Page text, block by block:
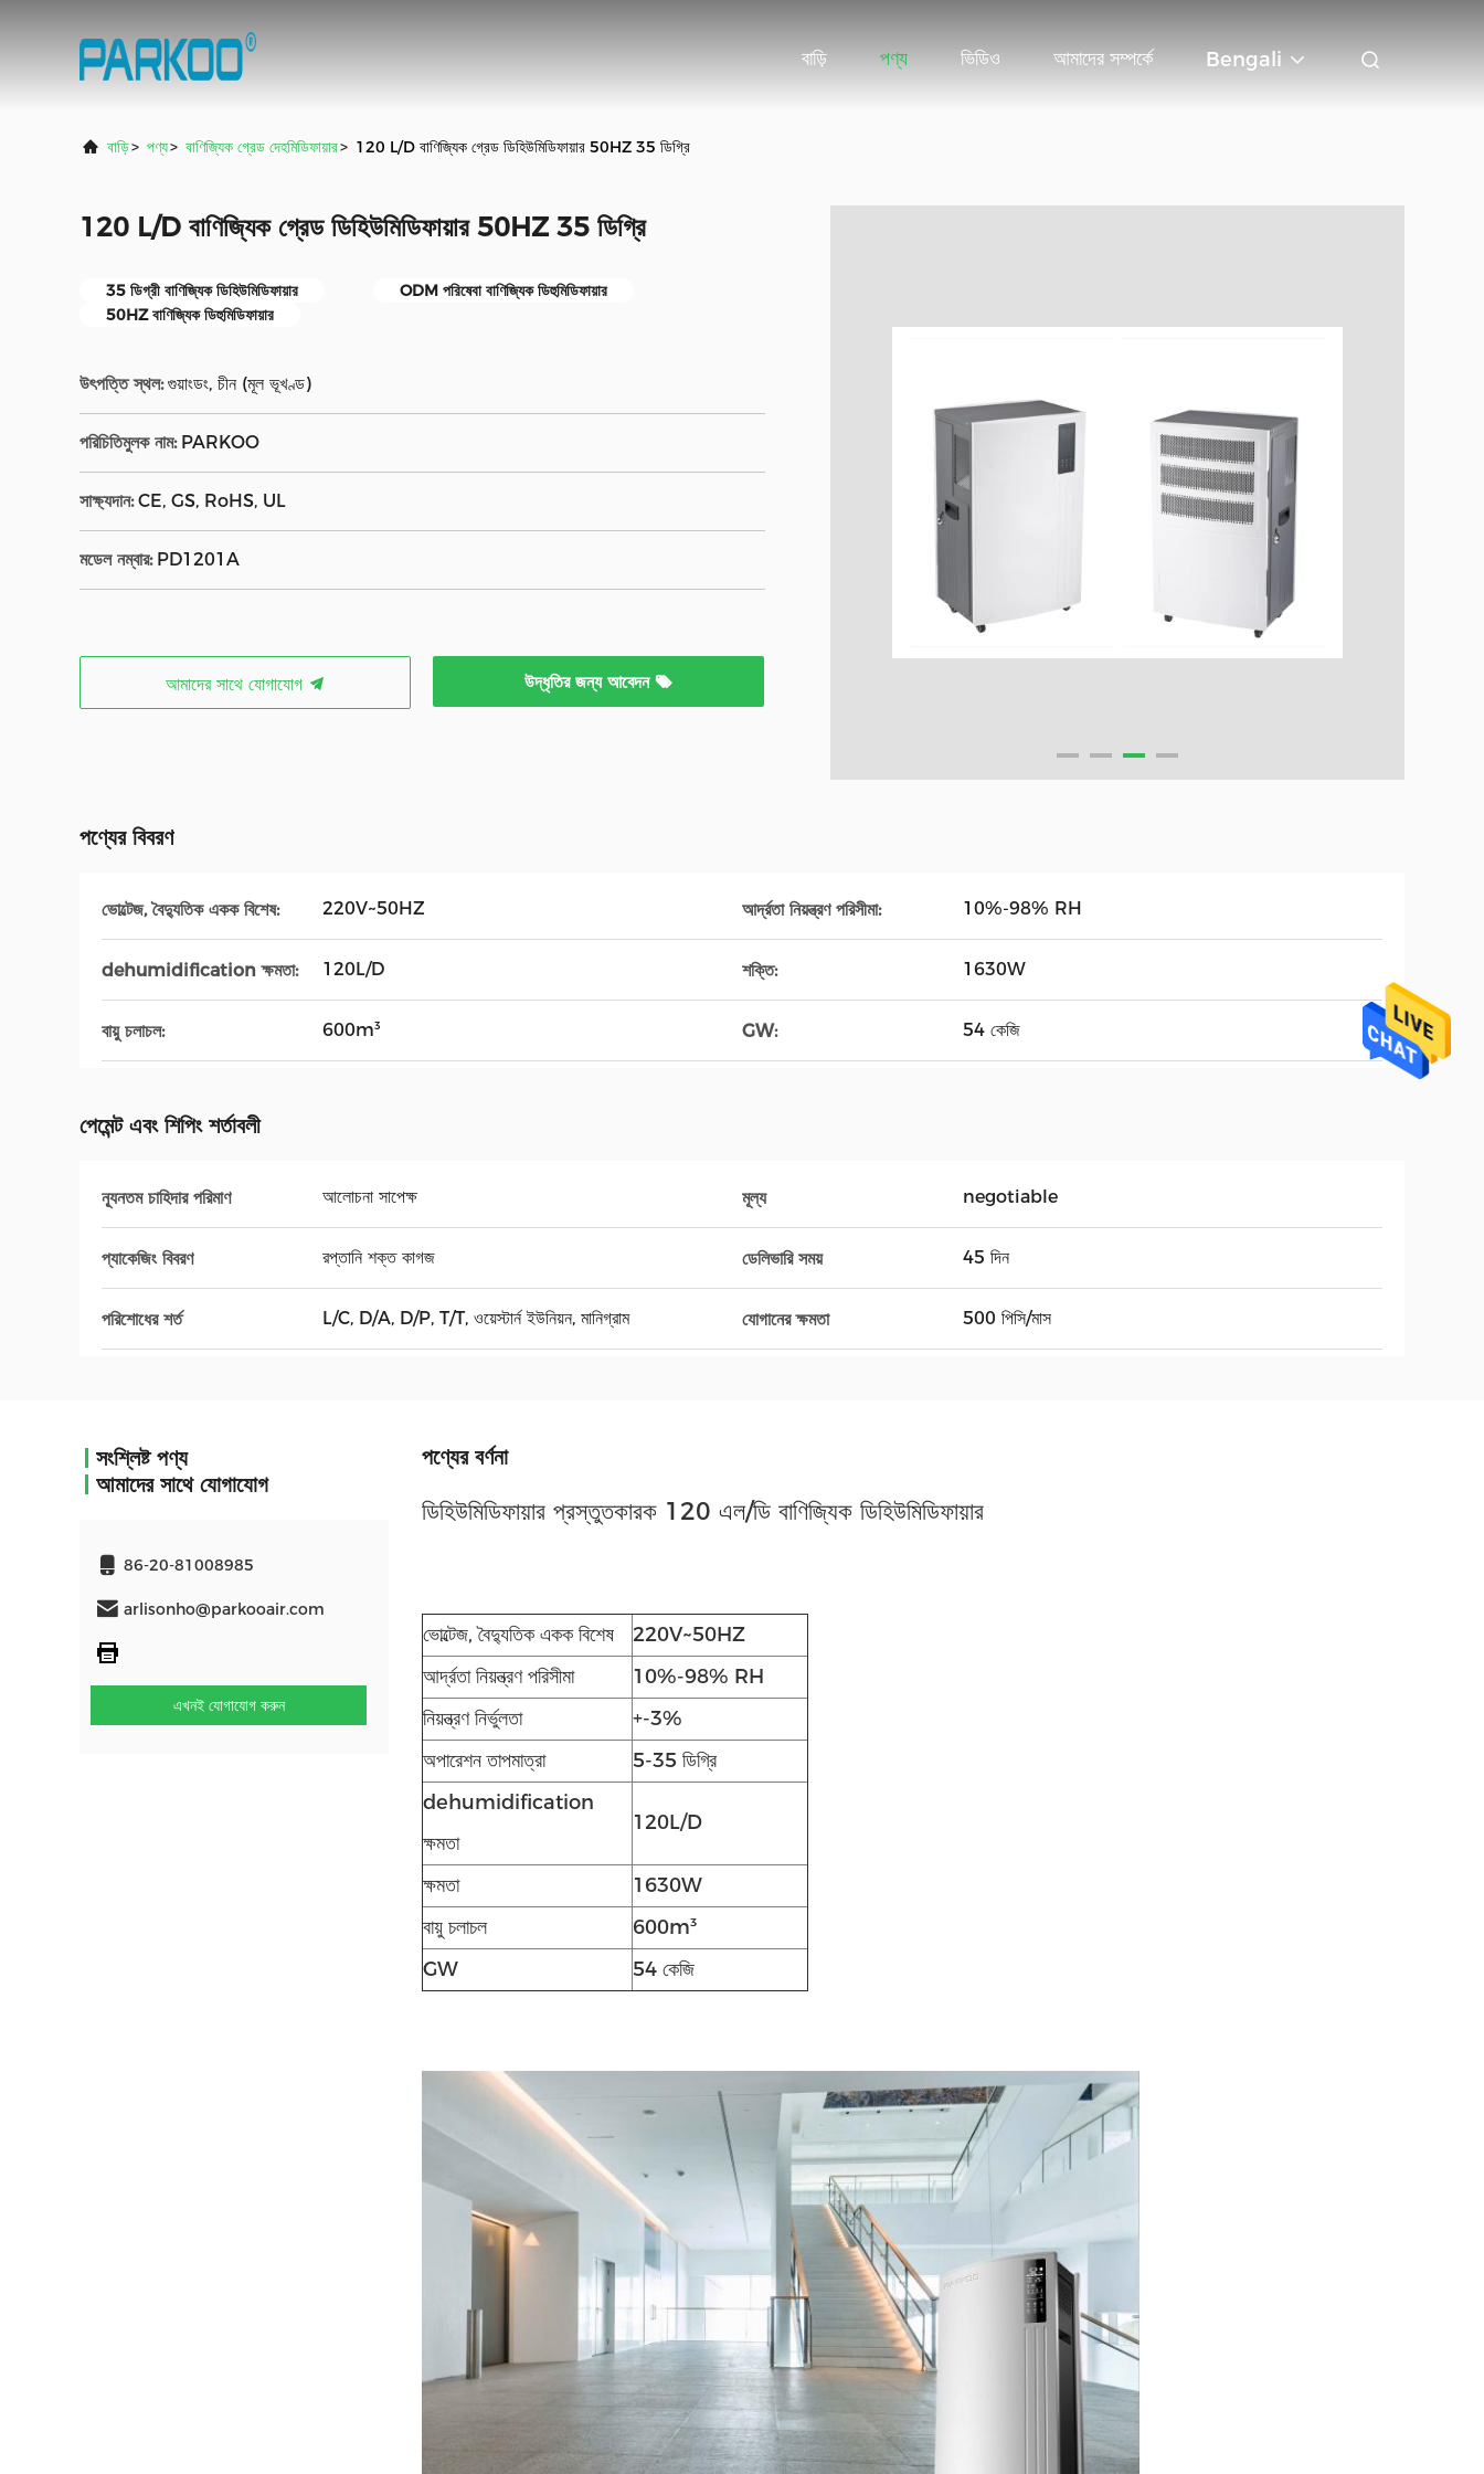
বাড়ি পণ্য ভিডিও আমাদের সম্পর্কে Bengali
বাড়ি> পণ্য> বাণিজ্যিক গ্রেড দেহমিডিফায়ার> 120 L/D বাণিজ্যিক গ্রেড ডিহিউমিডিফায়ার 50HZ 35 ডিগ্রি
120 L/D বাণিজ্যিক গ্রেড ডিহিউমিডিফায়ার 50HZ 35 ডিগ্রি
35 ডিগ্রী বাণিজ্যিক ডিহিউমিডিফায়ার
ODM পরিষেবা বাণিজ্যিক ডিহুমিডিফায়ার
50HZ বাণিজ্যিক ডিহুমিডিফায়ার
উৎপত্তি স্থল: গুয়াংডং, চীন (মূল ভূখণ্ড)
পরিচিতিমুলক নাম: PARKOO
সাক্ষ্যদান: CE, GS, RoHS, UL
মডেল নম্বার: PD1201A
আমাদের সাথে যোগাযোগ উদ্ধৃতির জন্য আবেদন
পণ্যের বিবরণ
ভোল্টেজ, বৈদ্যুতিক একক বিশেষ: 220V~50HZ আর্দ্রতা নিয়ন্ত্রণ পরিসীমা: 10%-98% RH
dehumidification ক্ষমতা: 120L/D শক্তি: 1630W
বায়ু চলাচল: 600m³ GW: 54 কেজি
পেমেন্ট এবং শিপিং শর্তাবলী
ন্যূনতম চাহিদার পরিমাণ আলোচনা সাপেক্ষ মূল্য negotiable
প্যাকেজিং বিবরণ রপ্তানি শক্ত কাগজ ডেলিভারি সময় 45 দিন
পরিশোধের শর্ত L/C, D/A, D/P, T/T, ওয়েস্টার্ন ইউনিয়ন, মানিগ্রাম যোগানের ক্ষমতা 500 পিসি/মাস
সংশ্লিষ্ট পণ্য
আমাদের সাথে যোগাযোগ
86-20-81008985
arlisonho@parkooair.com
এখনই যোগাযোগ করুন
পণ্যের বর্ণনা
ডিহিউমিডিফায়ার প্রস্তুতকারক 120 এল/ডি বাণিজ্যিক ডিহিউমিডিফায়ার
ভোল্টেজ, বৈদ্যুতিক একক বিশেষ
220V~50HZ
আর্দ্রতা নিয়ন্ত্রণ পরিসীমা
10%-98% RH
নিয়ন্ত্রণ নির্ভুলতা
+-3%
অপারেশন তাপমাত্রা
5-35 ডিগ্রি
dehumidification
ক্ষমতা
120L/D
ক্ষমতা
1630W
বায়ু চলাচল
600m³
GW
54 কেজি